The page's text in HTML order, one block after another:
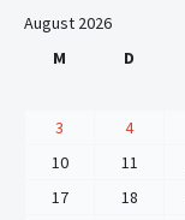
August 2026
M
D
3
4
10
11
17
18